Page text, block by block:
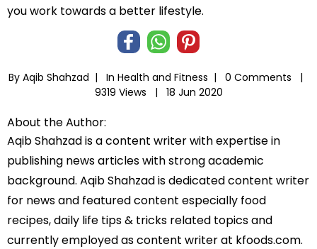
you work towards a better lifestyle.
By Aqib Shahzad | In Health and Fitness |
0 Comments |
9319 Views |
18 Jun 2020
About the Author:
Aqib Shahzad is a content writer with expertise in
publishing news articles with strong academic
background. Aqib Shahzad is dedicated content writer
for news and featured content especially food
recipes, daily life tips & tricks related topics and
currently employed as content writer at kfoods.com.